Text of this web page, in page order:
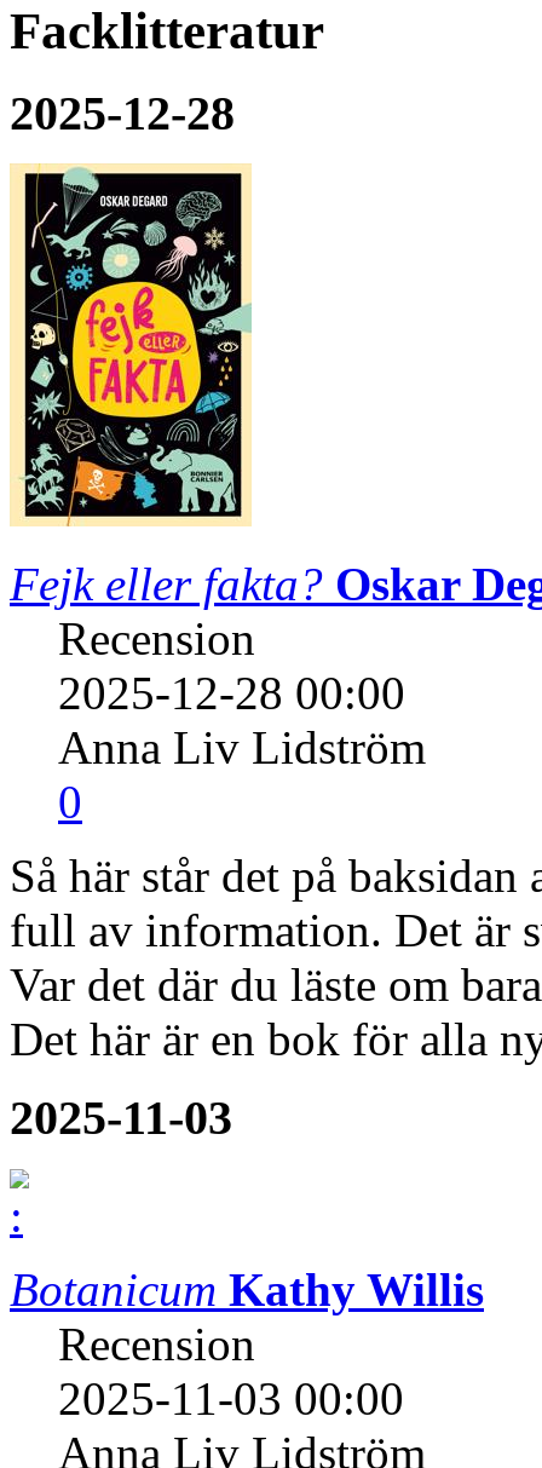
Facklitteratur
2025-12-28
Fejk eller fakta? Oskar
Recension
2025-12-28 00:00
Anna Liv Lidström
0
Så här står det på
full av information. Det är
Var det där du läste om
Det här är en bok för alla
2025-11-03
Botanicum Kathy Willis
Recension
2025-11-03 00:00
Anna Liv Lidström